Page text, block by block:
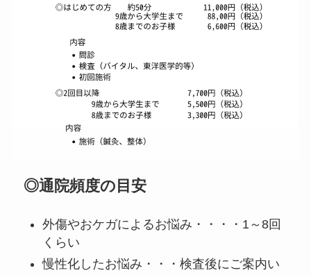
◎通院頻度の目安
外傷やおケガによるお悩み・・・・1～8回
くらい
慢性化したお悩み・・・検査後にご案内い